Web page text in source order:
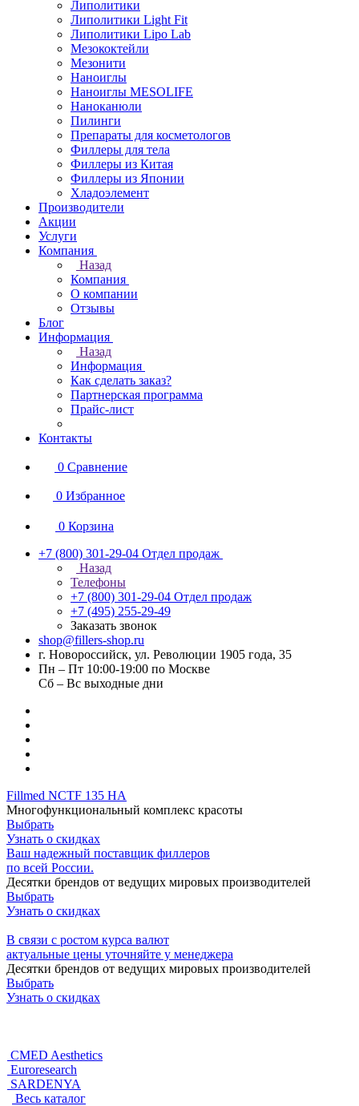
Липолитики
Липолитики Light Fit
Липолитики Lipo Lab
Мезококтейли
Мезонити
Наноиглы
Наноиглы MESOLIFE
Наноканюли
Пилинги
Препараты для косметологов
Филлеры для тела
Филлеры из Китая
Филлеры из Японии
Хладоэлемент
Производители
Акции
Услуги
Компания
Назад
Компания
О компании
Отзывы
Блог
Информация
Назад
Информация
Как сделать заказ?
Партнерская программа
Прайс-лист
Контакты
0 Сравнение
0 Избранное
0 Корзина
+7 (800) 301-29-04 Отдел продаж
Назад
Телефоны
+7 (800) 301-29-04 Отдел продаж
+7 (495) 255-29-49
Заказать звонок
shop@fillers-shop.ru
г. Новороссийск, ул. Революции 1905 года, 35
Пн – Пт 10:00-19:00 по Москве
Сб – Вс выходные дни
Fillmed NCTF 135 HA
Многофункциональный комплекс красоты
Выбрать
Узнать о скидках
Ваш надежный поставщик филлеров
по всей России.
Десятки брендов от ведущих мировых производителей
Выбрать
Узнать о скидках
В связи с ростом курса валют
актуальные цены уточняйте у менеджера
Десятки брендов от ведущих мировых производителей
Выбрать
Узнать о скидках
CMED Aesthetics
Euroresearch
SARDENYA
Весь каталог